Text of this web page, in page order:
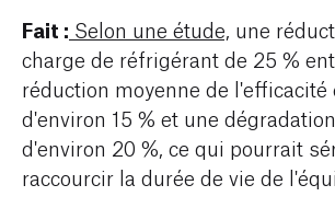
Fait : Selon une étude, une
charge de réfrigérant de 25 %
réduction moyenne de l'efficacité
d'environ 15 % et une
d'environ 20 %, ce qui pourrait
raccourcir la durée de vie de